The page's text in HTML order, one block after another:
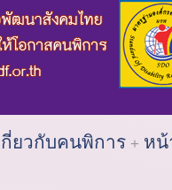
กี่ยวกับคนพิการ หน้